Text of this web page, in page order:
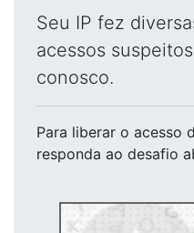
Seu IP fez
acessos
conosco.
Para liberar o acesso
responda ao desafio